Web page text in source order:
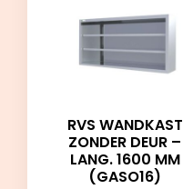
RVS WANDKAST
ZONDER DEUR –
LANG. 1600 MM
(GASO16)